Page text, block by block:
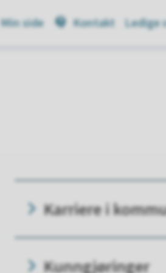
Min side Kontakt Ledige
Karriere i
Kunngjøringer